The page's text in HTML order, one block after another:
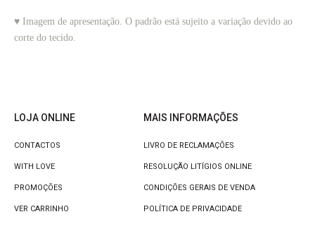
♥ Imagem de apresentação. O padrão está sujeito a variação devido ao
corte do tecido.
LOJA ONLINE
CONTACTOS
WITH LOVE
PROMOÇÕES
VER CARRINHO
MAIS INFORMAÇÕES
LIVRO DE RECLAMAÇÕES
RESOLUÇÃO LITÍGIOS ONLINE
CONDIÇÕES GERAIS DE VENDA
POLÍTICA DE PRIVACIDADE